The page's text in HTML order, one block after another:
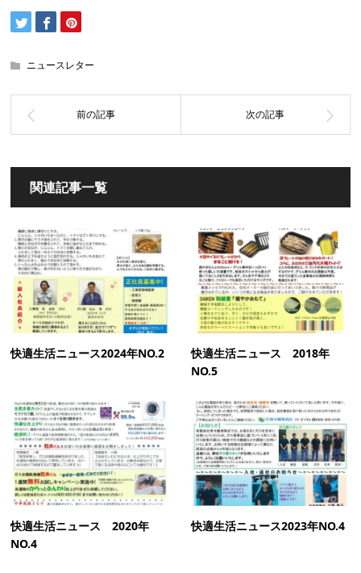
ニュースレター
関連記事一覧
快適生活ニュース2024年NO.2
快適生活ニュース 2018年
NO.5
快適生活ニュース 2020年
NO.4
快適生活ニュース2023年NO.4